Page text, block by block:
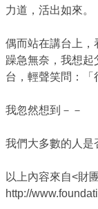
力道，活出如來。
偶而站在講台上，
躁急無奈，我想
台，輕聲笑問：「
我忽然想到－－
我們大多數的人是
以上內容來自<財
http://